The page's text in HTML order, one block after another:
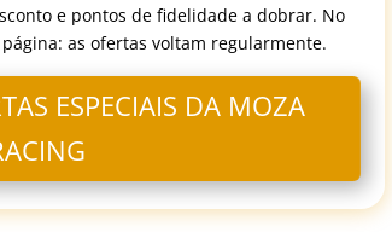
e pontos de fidelidade a dobrar. No
as ofertas voltam regularmente.
ESPECIAIS DA MOZA